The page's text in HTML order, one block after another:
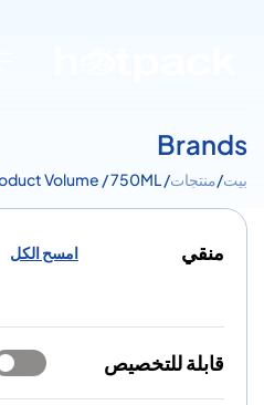
Brands
بيت/منتجات/ Product Volume / 750ML
منقي امسح الكل
قابلة للتخصيص